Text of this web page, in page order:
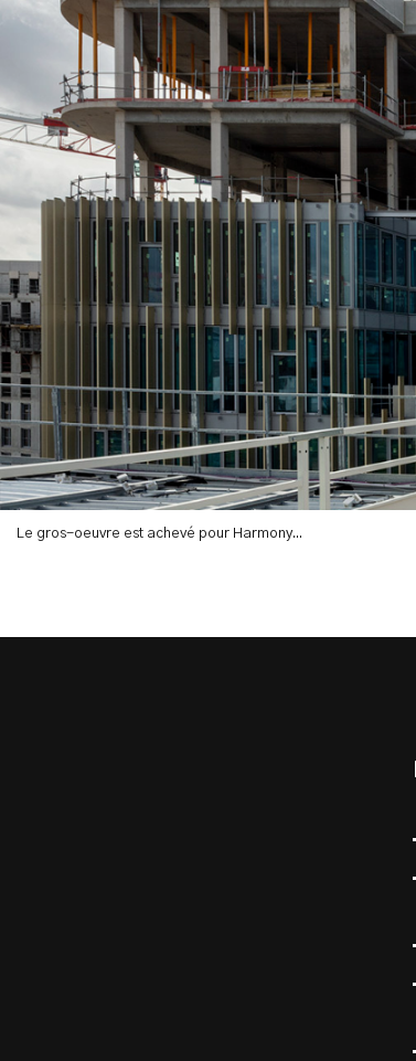
Le gros-oeuvre est achevé pour Harmony...